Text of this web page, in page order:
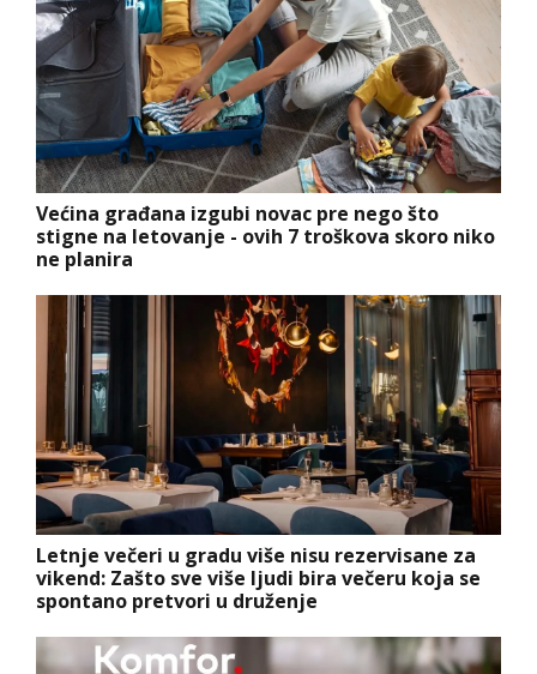
Većina građana izgubi novac pre nego što
stigne na letovanje - ovih 7 troškova skoro niko
ne planira
Letnje večeri u gradu više nisu rezervisane za
vikend: Zašto sve više ljudi bira večeru koja se
spontano pretvori u druženje